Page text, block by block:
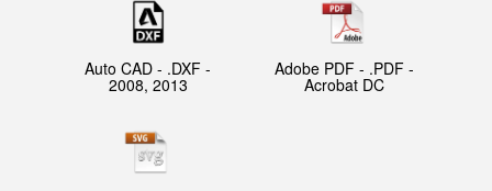
Auto CAD - .DXF -
2008, 2013
Adobe PDF - .PDF -
Acrobat DC